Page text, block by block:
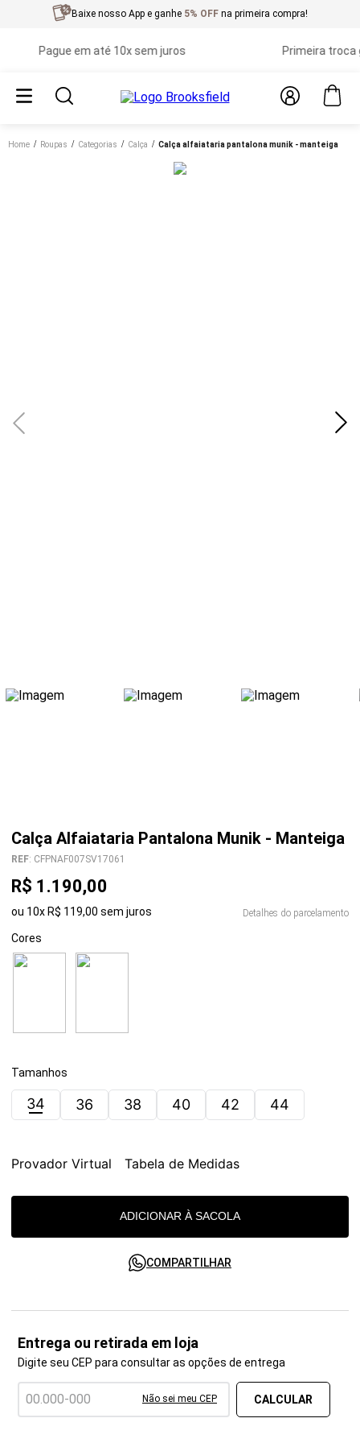
Baixe nosso App e ganhe 5% OFF na primeira compra!
Pague em até 10x sem juros Primeira troca
Home roupas categorias calça calça alfaiataria pantalona munik - manteiga
Calça Alfaiataria Pantalona Munik - Manteiga
REF: CFPNAF007SV17061
R$ 1 .190,00
ou 10x R$ 119,00 sem juros Detalhes do parcelamento
Cores
Tamanhos
34 36 38 40 42 44
Provador Virtual Tabela de Medidas
ADICIONAR À SACOLA
COMPARTILHAR
Entrega ou retirada em loja
Digite seu CEP para consultar as opções de entrega
Não sei meu CEP